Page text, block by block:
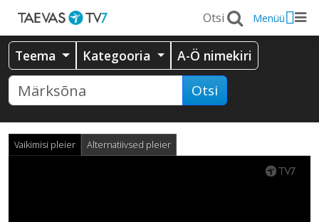
Menüü
Teema Kategooria A-Ö nimekiri
Otsi
Vaikimisi pleier Alternatiivsed pleier